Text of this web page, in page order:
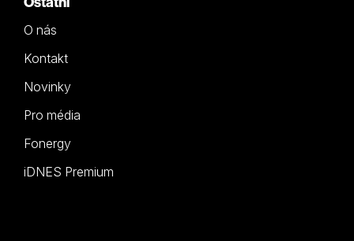
O nás
Kontakt
Novinky
Pro média
Fonergy
iDNES Premium